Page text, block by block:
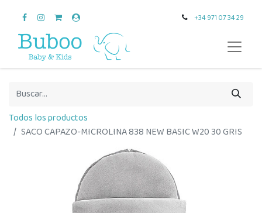
+34 971 07 34 29
Todos los productos
SACO CAPAZO-MICROLINA 838 NEW BASIC W20 30 GRIS